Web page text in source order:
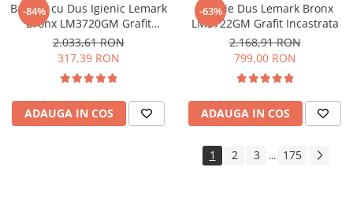
-84%
Baterie cu Dus Igienic Lemark
Bronx LM3720GM Grafit
Incastrata
2.033,61 RON
317,39 RON
ADAUGA IN COS
-63%
Baterie Dus Lemark Bronx
LM3722GM Grafit Incastrata
2.168,91 RON
799,00 RON
ADAUGA IN COS
1 2 3 ... 175